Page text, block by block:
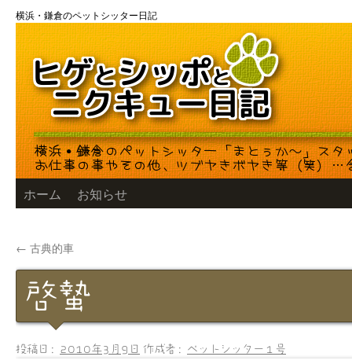
ン
テ
ン
ツ
へ
ス
キ
ッ
プ
横浜・鎌倉のペットシッター日記
ホーム お知らせ
← 古典的車
啓蟄
投稿日: 2010年3月9日 作成者: ペットシッター１号